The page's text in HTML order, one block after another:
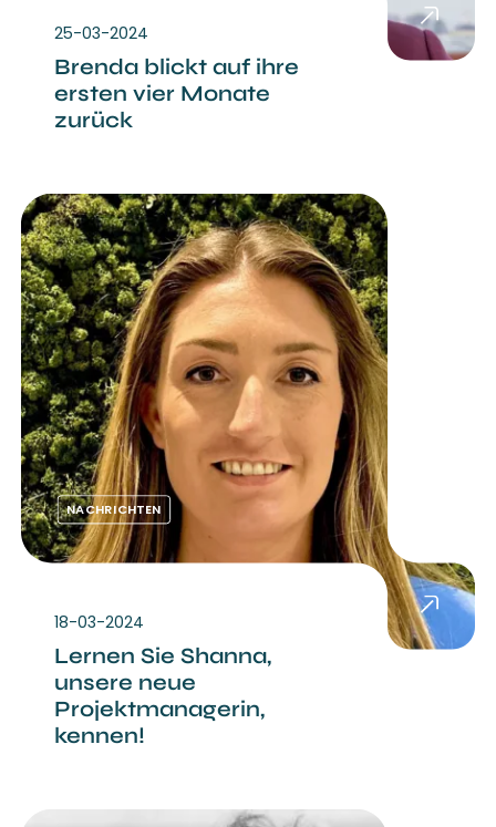
25-03-2024
Brenda blickt auf ihre
ersten vier Monate
zurück
NACHRICHTEN
18-03-2024
Lernen Sie Shanna,
unsere neue
Projektmanagerin,
kennen!